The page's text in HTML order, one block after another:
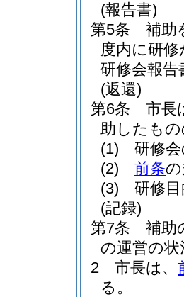
(報告書)
第5条
補助
度内に研
研修会報告
(返還)
第6条
市長
助したも
(1)
研修
(2)
前条
(3)
研修
(記録)
第7条
補助
の運営の
2
市長は、
る。